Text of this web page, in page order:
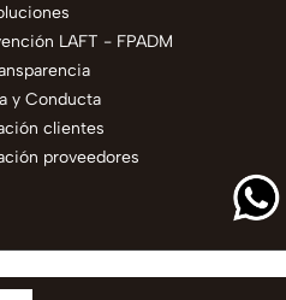
LAFT - FPADM
y Conducta
clientes
proveedores